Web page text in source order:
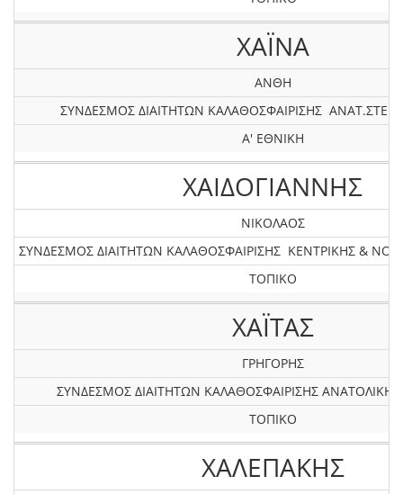
ΧΑΪNA
ΑΝΘΗ
ΣΥΝΔΕΣΜΟΣ ΔΙΑΙΤΗΤΩΝ ΚΑΛΑΘΟΣΦΑΙΡΙΣΗΣ
Α' ΕΘΝΙΚΗ
ΧΑΙΔΟΓΙΑΝΝΗΣ
ΝΙΚΟΛΑΟΣ
ΣΥΝΔΕΣΜΟΣ ΔΙΑΙΤΗΤΩΝ ΚΑΛΑΘΟΣΦΑΙΡΙΣΗΣ ΚΕΝΤΡΙΚΗΣ &
ΤΟΠΙΚΟ
ΧΑΪΤΑΣ
ΓΡΗΓΟΡΗΣ
ΣΥΝΔΕΣΜΟΣ ΔΙΑΙΤΗΤΩΝ ΚΑΛΑΘΟΣΦΑΙΡΙΣΗΣ
ΤΟΠΙΚΟ
ΧΑΛΕΠΑΚΗΣ